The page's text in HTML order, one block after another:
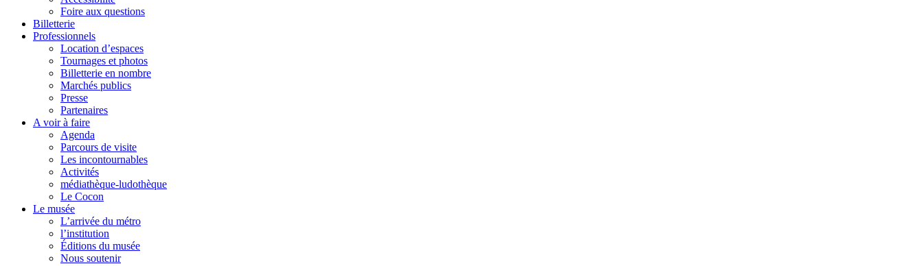
Foire aux questions
Billetterie
Professionnels
Location d’espaces
Tournages et photos
Billetterie en nombre
Marchés publics
Presse
Partenaires
A voir à faire
Agenda
Parcours de visite
Les incontournables
Activités
médiathèque-ludothèque
Le Cocon
Le musée
L’arrivée du métro
l’institution
Éditions du musée
Nous soutenir